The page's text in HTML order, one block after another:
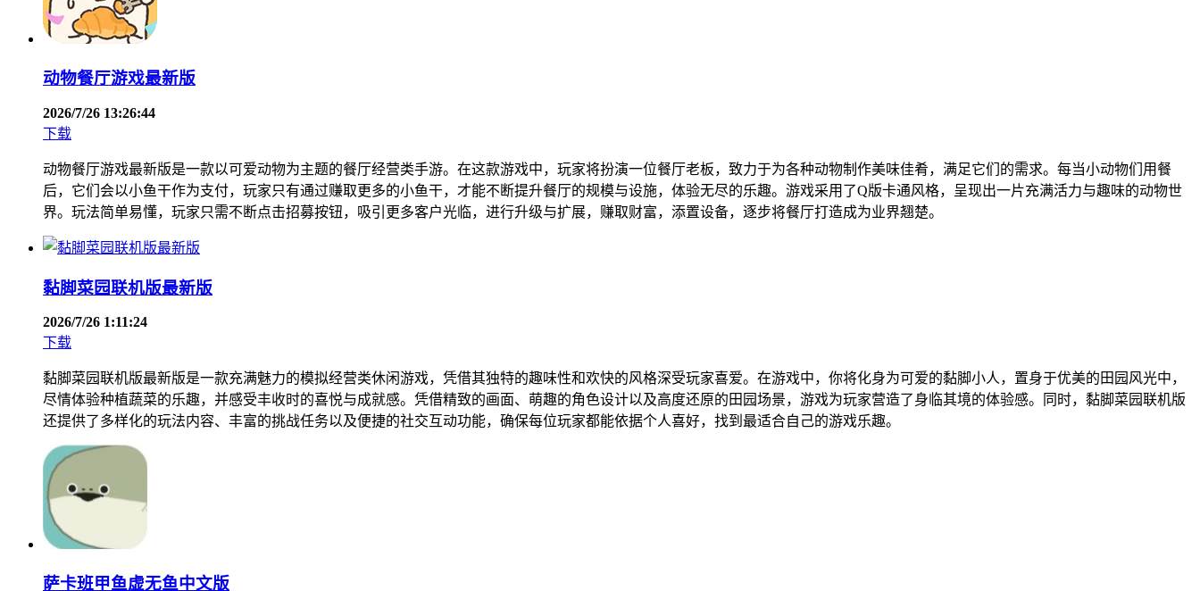
动物餐厅游戏最新版
2026/7/26 13:26:44
下载
动物餐厅游戏最新版是一款以可爱动物为主题的餐厅经营类手游。在这款游戏中，玩家将扮演一位餐厅老板，致力于为各种动物制作美味佳肴，满足它们的需求。每当小动物们用餐
后，它们会以小鱼干作为支付，玩家只有通过赚取更多的小鱼干，才能不断提升餐厅的规模与设施，体验无尽的乐趣。游戏采用了Q版卡通风格，呈现出一片充满活力与趣味的动物世
界。玩法简单易懂，玩家只需不断点击招募按钮，吸引更多客户光临，进行升级与扩展，赚取财富，添置设备，逐步将餐厅打造成为业界翘楚。
黏脚菜园联机版最新版
2026/7/26 1:11:24
下载
黏脚菜园联机版最新版是一款充满魅力的模拟经营类休闲游戏，凭借其独特的趣味性和欢快的风格深受玩家喜爱。在游戏中，你将化身为可爱的黏脚小人，置身于优美的田园风光中，
尽情体验种植蔬菜的乐趣，并感受丰收时的喜悦与成就感。凭借精致的画面、萌趣的角色设计以及高度还原的田园场景，游戏为玩家营造了身临其境的体验感。同时，黏脚菜园联机版
还提供了多样化的玩法内容、丰富的挑战任务以及便捷的社交互动功能，确保每位玩家都能依据个人喜好，找到最适合自己的游戏乐趣。
萨卡班甲鱼虚无鱼中文版